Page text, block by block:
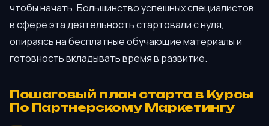
чтобы начать. Большинство успешных специалистов
в сфере эта деятельность стартовали с нуля,
опираясь на бесплатные обучающие материалы и
готовность вкладывать время в развитие.
Пошаговый план старта в Курсы
По Партнерскому Маркетингу